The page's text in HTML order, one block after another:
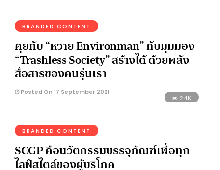
BRANDED CONTENT
คุยกับ “หวาย Environman” กับมุมมอง
“Trashless Society” สร้างได้ ด้วยพลัง
สื่อสารของคนรุ่นเรา
Posted On 17 September 2021
2.4K
BRANDED CONTENT
SCGP คือนวัตกรรมบรรจุภัณฑ์เพื่อทุก
ไลฟ์สไตล์ของผู้บริโภค